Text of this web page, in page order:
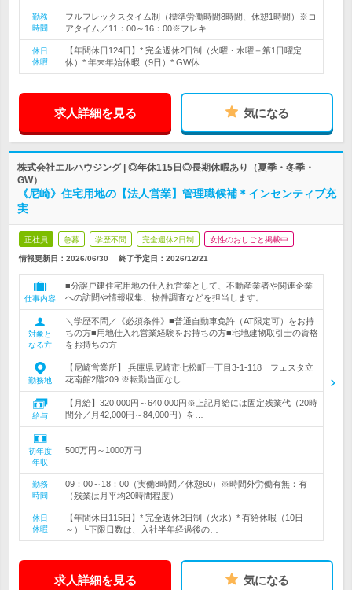
勤務
時間
フルフレックスタイム制（標準労働時間8時間、休憩1時間）※コ
アタイム／11：00～16：00※フレキ…
休日
休暇
【年間休日124日】* 完全週休2日制（火曜・水曜＋第1日曜定
休）* 年末年始休暇（9日）* GW休…
求人詳細を見る 気になる
株式会社エルハウジング | ◎年休115日◎長期休暇あり（夏季・冬季・
GW）
《尼崎》住宅用地の【法人営業】管理職候補＊インセンティブ充
実
正社員 急募 学歴不問 完全週休2日制 女性のおしごと掲載中
情報更新日：2026/06/30 終了予定日： 2026/12/21
仕事内容
■分譲戸建住宅用地の仕入れ営業として、不動産業者や関連企業
への訪問や情報収集、物件調査などを担当します。
対象と
なる方
＼学歴不問／《必須条件》■普通自動車免許（AT限定可）をお持
ちの方■用地仕入れ営業経験をお持ちの方■宅地建物取引士の資格
をお持ちの方
勤務地
【尼崎営業所】 兵庫県尼崎市七松町一丁目3-1-118 フェスタ立
花南館2階209 ※転勤当面なし…
給与
【月給】320,000円～640,000円※上記月給には固定残業代（20時
間分／月42,000円～84,000円）を…
初年度
年収
500万円～1000万円
勤務
時間
09：00～18：00（実働8時間／休憩60）※時間外労働有無：有
（残業は月平均20時間程度）
休日
休暇
【年間休日115日】* 完全週休2日制（火水）* 有給休暇（10日
～）└下限日数は、入社半年経過後の…
求人詳細を見る 気になる